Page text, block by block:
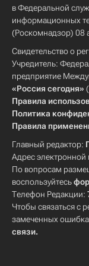
в Федеральной
информационных
(Роскомнадзор) 08
Свидетельство о
Учредитель:
предприятие
«Россия сегодня»
Правила
Политика
Правила
Главный редактор:
Адрес электронной
По вопросам
воспользуйтесь
Телефон Редакции:
Чтобы связаться с
замеченных
связи.